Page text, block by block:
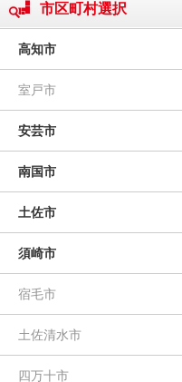
市区町村選択
高知市
室戸市
安芸市
南国市
土佐市
須崎市
宿毛市
土佐清水市
四万十市